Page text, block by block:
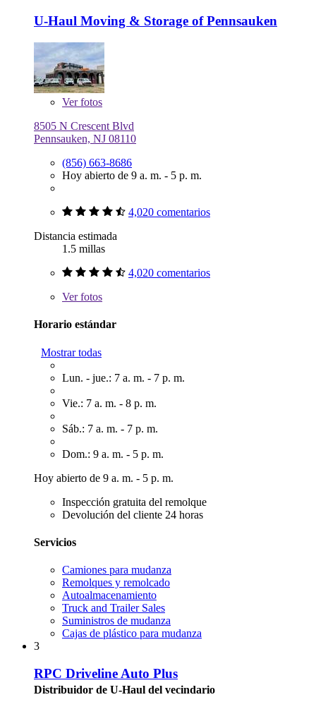
U-Haul Moving & Storage of Pennsauken
Verfotos
8505 N Crescent Blvd
Pennsauken, NJ 08110
(856) 663-8686
Hoy abierto de 9 a. m. - 5 p. m.
4,020 comentarios
Distancia estimada
1.5 millas
4,020 comentarios
Verfotos
Horario estándar
Mostrar todas
Lun. - jue.: 7 a. m. - 7 p. m.
Vie.: 7 a. m. - 8 p. m.
Sáb.: 7 a. m. - 7 p. m.
Dom.: 9 a. m. - 5 p. m.
Hoy abierto de 9 a. m. - 5 p. m.
Inspección gratuita del remolque
Devolución del cliente 24 horas
Servicios
Camiones para mudanza
Remolques y remolcado
Autoalmacenamiento
Truck and Trailer Sales
Suministros de mudanza
Cajas de plástico para mudanza
3
RPC Driveline Auto Plus
Distribuidor de U-Haul del vecindario